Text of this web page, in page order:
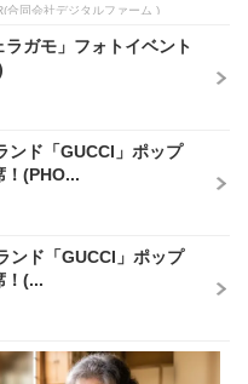
合同会社デジタルファーム )
ガモ」フォトイベント
ンド「GUCCI」ポップ
！(PHO...
ンド「GUCCI」ポップ
！(...